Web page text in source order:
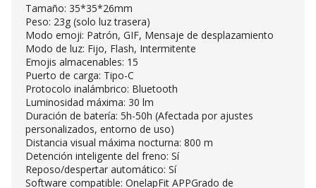
Tamaño: 35*35*26mm
Peso: 23g (solo luz trasera)
Modo emoji: Patrón, GIF, Mensaje de desplazamiento
Modo de luz: Fijo, Flash, Intermitente
Emojis almacenables: 15
Puerto de carga: Tipo-C
Protocolo inalámbrico: Bluetooth
Luminosidad máxima: 30 lm
Duración de batería: 5h-50h (Afectada por ajustes
personalizados, entorno de uso)
Distancia visual máxima nocturna: 800 m
Detención inteligente del freno: Sí
Reposo/despertar automático: Sí
Software compatible: OnelapFit APPGrado de